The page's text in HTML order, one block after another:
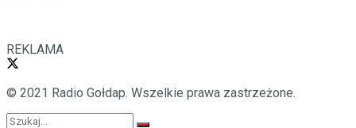
REKLAMA
© 2021 Radio Gołdap. Wszelkie prawa zastrzeżone.